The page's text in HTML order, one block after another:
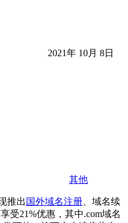
2021年 10月 8日
其他
推出 国外域名注册 、域名续
受21%优惠，其中.com域名